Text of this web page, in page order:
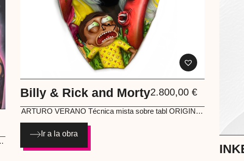
Billy & Rick and Morty2.800,00 €
ARTURO VERANO Técnica mista sobre tabl ORIGINAL
Ir a la obra